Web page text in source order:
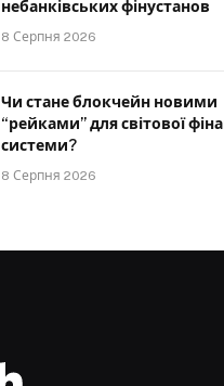
небанківських фінустанов
8 Серпня 2026
Чи стане блокчейн новими
“рейками” для світової
системи?
8 Серпня 2026